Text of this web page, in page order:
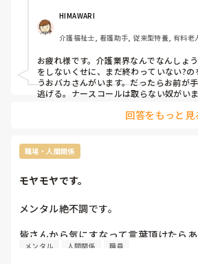
今は、中抜け勤務がキツくなってきて
す。
疲れも溜まって取れないです。
1人お休み希望(数日)あるとその分常
ってほしい。
上は現場の勤務状況把握してる？って
人がいなかったら文句言うし、人いた
また言われるの嫌だからもう言わない事
上には上なりの言い分があるかと思い
失礼しました。
HIMAWARI
介護福祉士, 看護助手, 従来型特養, 有料
修, 実務者研修, ユニット型特養, 小規模多
お疲れ様です。介護業界なんでなんしょ
をしないくせに、まだ終わっていない?
うおバカさんがいます。だったらお前が
逃げる。ナースコールは取らない奴がい
げる。休めないと思いますが、休める時
回答をもっと見
職場・人間関係
モヤモヤです。
メンタル絶不調です。
皆さんから気にすなって言葉頂けたらあ
メンタル 人間関係 職員